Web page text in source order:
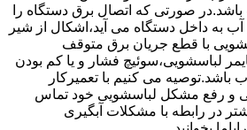
صورتی که اتصال برق دستگاه را
به داخل دستگاه می آید،اشکال از شیر
با قطع جریان برق متوقف
لباسشویی،سوئیچ فشار و یا کم بودن
می کنیم با تعمیرکار
و رفع مشکل لباسشویی خود تماس
در رابطه با مشکلات آبگیری